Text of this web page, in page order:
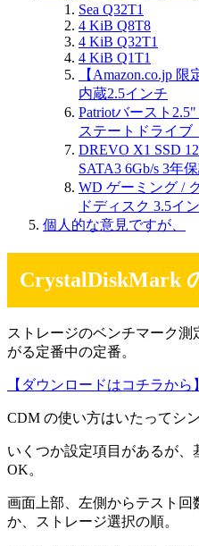
Sea Q32T1
4 KiB Q8T8
4 KiB Q32T1
4 KiB Q1T1
【Amazon.co.jp
内蔵2.5インチ
Patriotバースト
ステートドライブ
DREVO X1 SSD
SATA3 6Gb/s 3年
WD ゲーミング /
ドディスク 3.5イ
個人的な意見ですが、
CrystalDiskMark
ストレージのベンチマーク
がる定番中の定番。
【ダウンロードはコチラから】
CDM の使い方はいたってシン
いくつか設定項目があるが
OK。
画面上部、左側からテスト回
か、ストレージ選択の順。